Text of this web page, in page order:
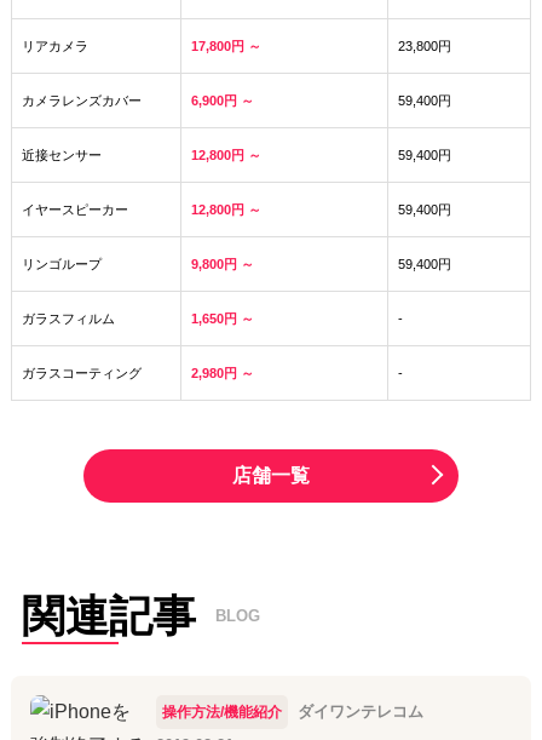
リアカメラ 17,800円 ～ 23,800円
カメラレンズカバー 6,900円 ～ 59,400円
近接センサー 12,800円 ～ 59,400円
イヤースピーカー 12,800円 ～ 59,400円
リンゴループ 9,800円 ～ 59,400円
ガラスフィルム 1,650円 ～ -
ガラスコーティング 2,980円 ～ -
店舗一覧
関連記事 BLOG
操作方法/機能紹介
ダイワンテレコム